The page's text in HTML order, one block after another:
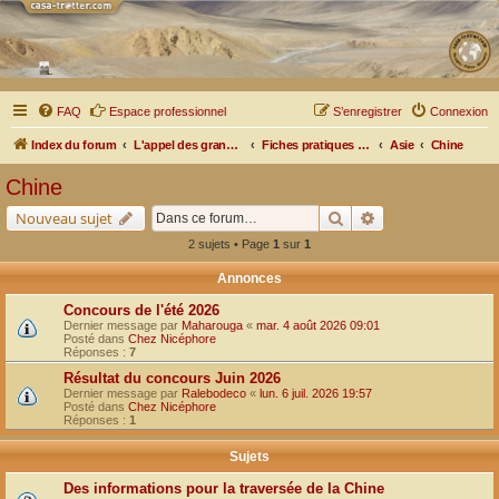
FAQ Espace professionnel Connexion
S’enregistrer
Index du forum L'appel des grands espaces Fiches pratiques par pays, pistes et bivouacs Asie Chine
Chine
Nouveau sujet Rechercher
2 sujets • Page 1 sur 1
Annonces
Concours de l'été 2026
Dernier message par Maharouga « mar. 4 août 2026 09:01
Posté dans Chez Nicéphore
Réponses : 7
Résultat du concours Juin 2026
Dernier message par Ralebodeco « lun. 6 juil. 2026 19:57
Posté dans Chez Nicéphore
Réponses : 1
Sujets
Des informations pour la traversée de la Chine